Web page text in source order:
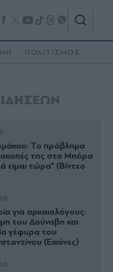
ΠΟΛΙΤΙΣΜΟΣ
Το πρόβλημα
της στο Μπόρα
τώρα" (Βίντεο
για αρχαιολόγους:
του Δούναβη και
γέφυρα του
(Εικόνες)